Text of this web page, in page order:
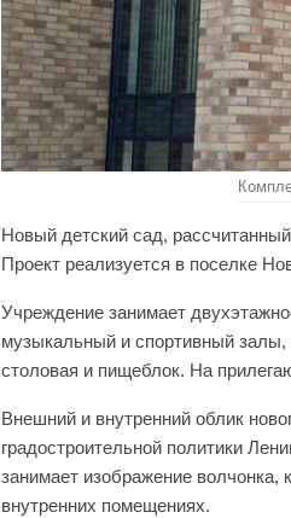
Новый детский сад,
Проект реализуется в поселке
Учреждение занимает
музыкальный и спортивный залы,
столовая и пищеблок. На
Внешний и внутренний облик
градостроительной политики
занимает изображение волчонка,
внутренних помещениях.